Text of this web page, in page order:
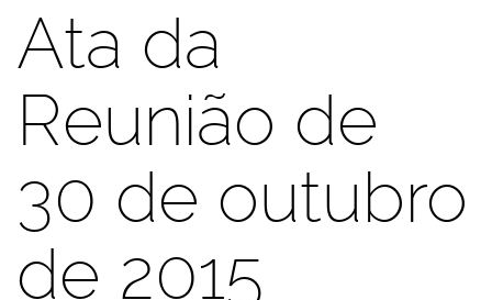
Ata da
Reunião de
30 de outubro
de 2015